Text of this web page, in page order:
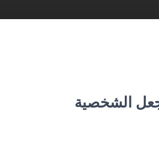
– 6 أسباب تجعل الشخصية